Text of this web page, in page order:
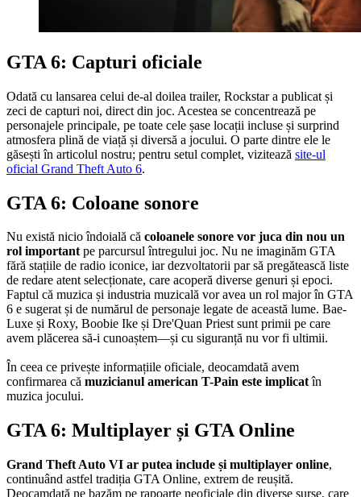
GTA 6: Capturi oficiale
Odată cu lansarea celui de-al doilea trailer, Rockstar a publicat și
zeci de capturi noi, direct din joc. Acestea se concentrează pe
personajele principale, pe toate cele șase locații incluse și surprind
atmosfera plină de viață și diversă a jocului. O parte dintre ele le
găsești în articolul nostru; pentru setul complet, vizitează site-ul
oficial Grand Theft Auto 6.
GTA 6: Coloane sonore
Nu există nicio îndoială că coloanele sonore vor juca din nou un
rol importantpe parcursul întregului joc. Nu ne imaginăm GTA
fără stațiile de radio iconice, iar dezvoltatorii par să pregătească liste
de redare atent selecționate, care acoperă diverse genuri și epoci.
Faptul că muzica și industria muzicală vor avea un rol major în GTA
6 e sugerat și de numărul de personaje legate de această lume. Bae-
Luxe și Roxy, Boobie Ike și Dre'Quan Priest sunt primii pe care
avem plăcerea să-i cunoaștem—și cu siguranță nu vor fi ultimii.
În ceea ce privește informațiile oficiale, deocamdată avem
confirmarea că muzicianul american T-Pain este implicatîn
muzica jocului.
GTA 6: Multiplayer și GTA Online
Grand Theft Auto VI ar putea include și multiplayer online,
continuând astfel tradiția GTA Online, extrem de reușită.
Deocamdată ne bazăm pe rapoarte neoficiale din diverse surse, care